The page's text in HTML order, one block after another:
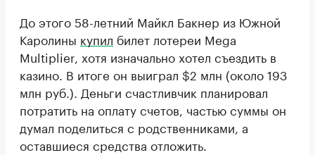
До этого 58-летний Майкл Бакнер из Южной
Каролины купил билет лотереи Mega
Multiplier, хотя изначально хотел съездить в
казино. В итоге он выиграл $2 млн (около 193
млн руб.). Деньги счастливчик планировал
потратить на оплату счетов, частью суммы он
думал поделиться с родственниками, а
оставшиеся средства отложить.